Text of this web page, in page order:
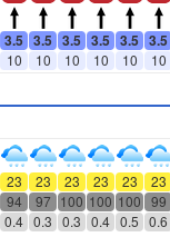
3.5 3.5 3.5 3.5 3.5 3.5
10 10 10 10 10 10
23 23 23 23 23 23
94 97 100 100 100 99
0.4 0.3 0.3 0.4 0.5 0.6